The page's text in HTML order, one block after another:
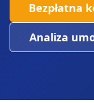
Bezpłatna
Analiza